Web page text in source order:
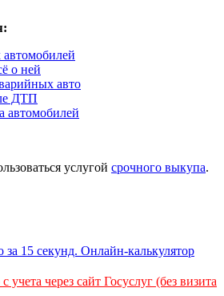
о ней
авто
ДТП
автомобилей
услугой срочного выкупа.
через сайт Госуслуг (без визита